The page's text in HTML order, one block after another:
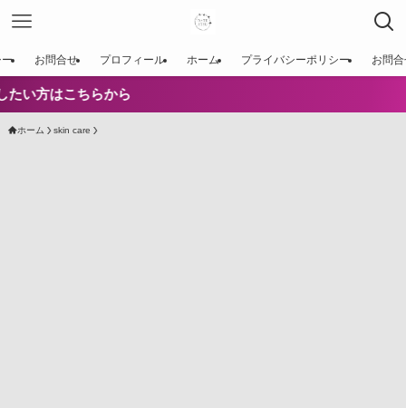
お問合せ プロフィール ホーム プライバシーポリシー お問
こちらから
ホーム skin care